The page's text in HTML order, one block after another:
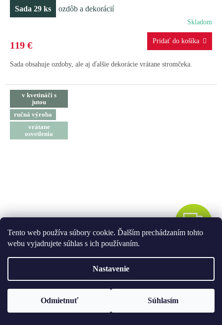
Tento web používa súbory cookie. Ďalším prechádzaním tohto
webu vyjadrujete súhlas s ich používaním.
Nastavenie
Odmietnuť Súhlasím
R
M
Sada 29 ks ozdôb a dekorácií
Skladom
119 €
Sada obsahuje ozdoby, ale aj ďalšie dekorácie vrátane stromčeka.
v kvetináči s
jutou
ručná výroba
vrátane
osvetlenia
Z
D
A
ZADARMO
Sada 27 ks ozdôb a dekorácií